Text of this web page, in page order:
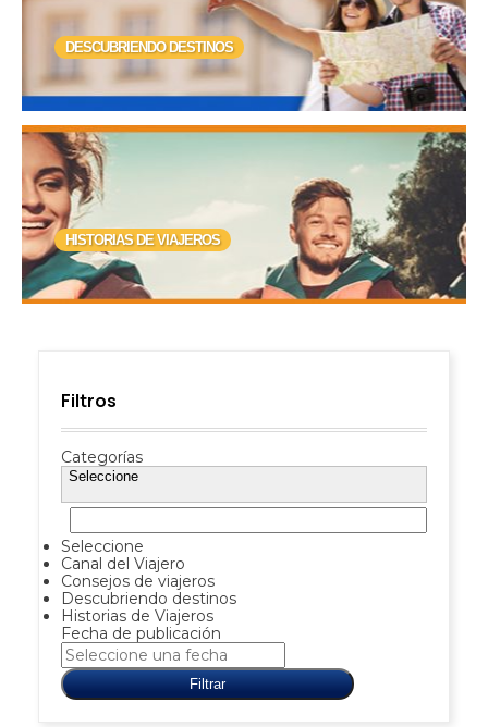
DESCUBRIENDO DESTINOS
HISTORIAS DE VIAJEROS
Filtros
Categorías
Seleccione
Seleccione
Canal del Viajero
Consejos de viajeros
Descubriendo destinos
Historias de Viajeros
Fecha de publicación
Filtrar